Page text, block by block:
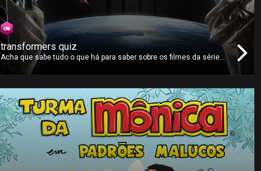
transformers quiz
Acha que sabe tudo o que há para saber sobre os filmes da série
Transformers? Terá finalmente a oportunidade de o provar no
saga, acompanhadas de imagens originais dos filmes.